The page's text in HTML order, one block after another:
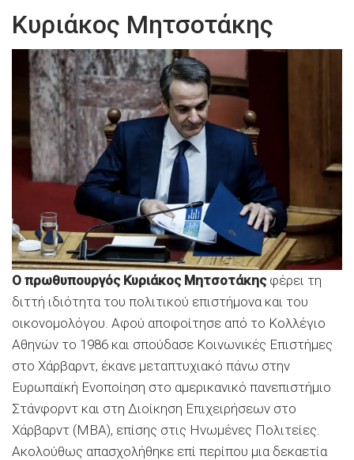
Κυριάκος Μητσοτάκης
Ο πρωθυπουργός Κυριάκος Μητσοτάκηςφέρει τη
διττή ιδιότητα του πολιτικού επιστήμονα και του
οικονομολόγου. Αφού αποφοίτησε από το Κολλέγιο
Αθηνών το 1986 και σπούδασε Κοινωνικές Επιστήμες
στο Χάρβαρντ, έκανε μεταπτυχιακό πάνω στην
Ευρωπαϊκή Ενοποίηση στο αμερικανικό πανεπιστήμιο
Στάνφορντ και στη Διοίκηση Επιχειρήσεων στο
Χάρβαρντ (ΜΒΑ), επίσης στις Ηνωμένες Πολιτείες.
Ακολούθως απασχολήθηκε επί περίπου μια δεκαετία